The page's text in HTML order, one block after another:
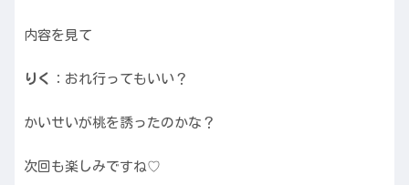
内容を見て
りく ：おれ行ってもいい？
かいせいが桃を誘ったのかな？
次回も楽しみですね♡